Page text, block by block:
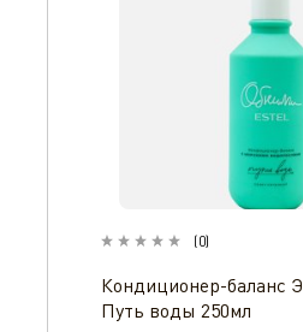
(0)
Кондиционер-баланс
Путь воды 250мл